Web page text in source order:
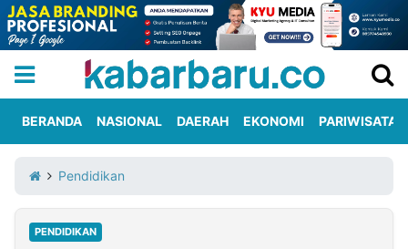
Iklan
Berita
Kami
BERANDA NASIONAL DAERAH EKONOMI PARIWISATA
Pendidikan
PENDIDIKAN